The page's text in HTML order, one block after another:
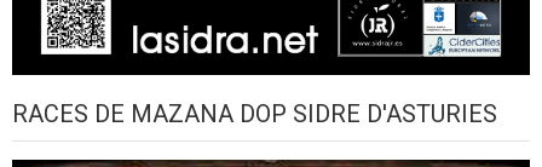
RACES DE MAZANA DOP SIDRE D'ASTURIES